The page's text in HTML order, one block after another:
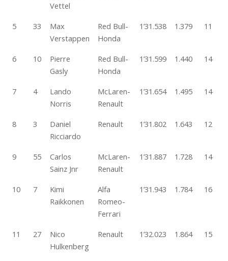
Vettel
5 33
Max
Verstappen
Red Bull-
Honda
1’31.538 1.379 11
6 10
Pierre
Gasly
Red Bull-
Honda
1’31.599 1.440 14
7 4
Lando
Norris
McLaren-
Renault
1’31.654 1.495 14
8 3
Daniel
Ricciardo
Renault 1’31.802 1.643 12
9 55
Carlos
Sainz Jnr
McLaren-
Renault
1’31.887 1.728 14
10 7
Kimi
Raikkonen
Alfa
Romeo-
Ferrari
1’31.943 1.784 16
11 27
Nico
Hulkenberg
Renault 1’32.023 1.864 15